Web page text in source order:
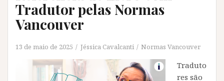
Tradutor pelas Normas
Vancouver
13 de maio de 2025 Jéssica Cavalcanti Normas Vancouver
Traduto
res são